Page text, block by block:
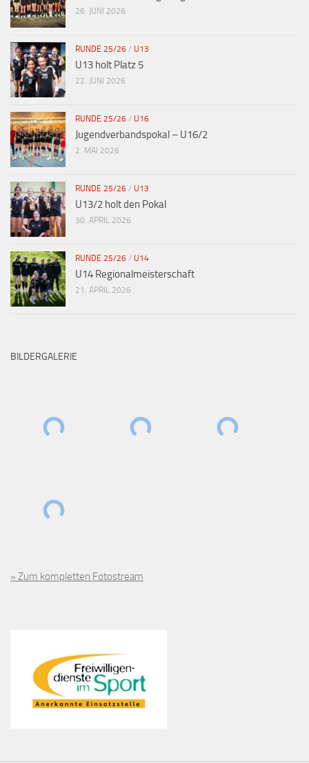
26. JUNI 2026
RUNDE 25/26 / U13
U13 holt Platz 5
22. JUNI 2026
RUNDE 25/26 / U16
Jugendverbandspokal – U16/2
2. MAI 2026
RUNDE 25/26 / U13
U13/2 holt den Pokal
30. APRIL 2026
RUNDE 25/26 / U14
U14 Regionalmeisterschaft
21. APRIL 2026
BILDERGALERIE
» Zum kompletten Fotostream